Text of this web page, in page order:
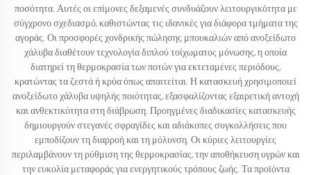
ποσότητα. Αυτές οι επίμονες δεξαμενές συνδυάζουν λειτουργικότητα με
σύγχρονο σχεδιασμό, καθιστώντας τις ιδανικές για διάφορα τμήματα της
αγοράς. Οι προσφορές χονδρικής πώλησης μπουκαλιών από ανοξείδωτο
χάλυβα διαθέτουν τεχνολογία διπλού τοίχωματος μόνωσης, η οποία
διατηρεί τη θερμοκρασία των ποτών για εκτεταμένες περιόδους,
κρατώντας τα ζεστά ή κρύα όπως απαιτείται. Η κατασκευή χρησιμοποιεί
ανοξείδωτο χάλυβα υψηλής ποιότητας, εξασφαλίζοντας εξαιρετική αντοχή
και ανθεκτικότητα στη διάβρωση. Προηγμένες διαδικασίες κατασκευής
δημιουργούν στεγανές σφραγίδες και αδιάκοπες συγκολλήσεις που
εμποδίζουν τη διαρροή και τη μόλυνση. Οι κύριες λειτουργίες
περιλαμβάνουν τη ρύθμιση της θερμοκρασίας, την αποθήκευση υγρών και
την ευκολία μεταφοράς για ενεργητικούς τρόπους ζωής. Τα προϊόντα